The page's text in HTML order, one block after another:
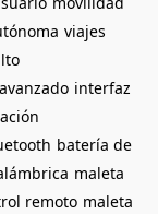
viajes
interfaz
batería de
maleta
remoto maleta